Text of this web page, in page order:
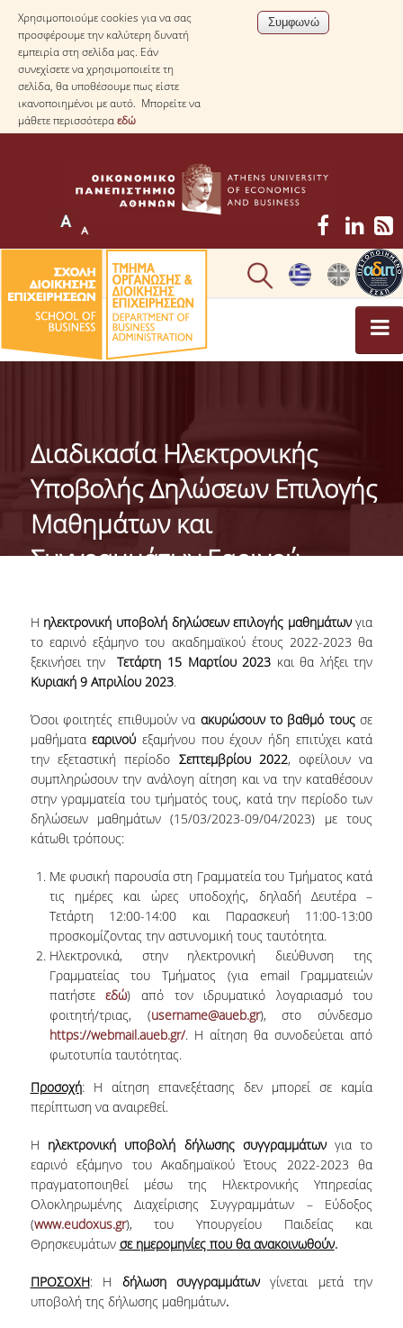
Χρησιμοποιούμε cookies για να σας
προσφέρουμε την καλύτερη δυνατή
εμπειρία στη σελίδα μας. Εάν
συνεχίσετε να χρησιμοποιείτε τη
σελίδα, θα υποθέσουμε πως είστε
ικανοποιημένοι με αυτό. Μπορείτε να
μάθετε περισσότεραεδώ
ΤΟ ΤΜΗΜΑ
ΧΑΙΡΕΤΙΣΜΟΣ ΠΡΟΕΔΡΟΥ
ΔΙΟΙΚΗΣΗ ΤΟΥ ΤΜΗΜΑΤΟΣ
ΓΙΑ ΜΑΘΗΤΕΣ ΛΥΚΕΙΟΥ
ΕΠΑΓΓΕΛΜΑΤΙΚΕΣ ΠΡΟΟΠΤΙΚΕΣ
ΑΝΘΡΩΠΙΝΟ ΔΥΝΑΜΙΚΟ
ΕΝΤΕΤΑΛΜΕΝΟΙ ΔΙΔΑΣΚΟΝΤΕΣ ΑΚΑΔ.ΕΤΟΥΣ
2025-26
ΜΕΛΗ Ε.ΔΙ.Π
ΜΕΛΗ Ε.Τ.Ε.Π.
ΔΙΟΙΚΗΤΙΚΟ ΠΡΟΣΩΠΙΚΟ
ΜΗΤΡΩΑ
ΩΡΕΣ ΓΡΑΦΕΙΟΥ ΑΚΑΔΗΜΑΪΚΟΥ
ΠΡΟΣΩΠΙΚΟΥ
ΠΡΟΠΤΥΧΙΑΚΕΣ ΣΠΟΥΔΕΣ
ΟΔΗΓΟΣ ΣΠΟΥΔΩΝ
ΜΑΘΗΜΑΤΑ ΠΡΟΓΡΑΜΜΑΤΟΣ ΣΠΟΥΔΩΝ
ΚΑΤΕΥΘΥΝΣΕΙΣ
ΠΡΟΓΡΑΜΜΑ ERASMUS+
OUTGOING STUDENTS
Διαδικασία Ηλεκτρονικής
Υποβολής Δηλώσεων Επιλογής
Μαθημάτων και
Συγγραμμάτων Εαρινού
2022-2023
Η ηλεκτρονική υποβολή δηλώσεων επιλογής μαθημάτωνγια
το εαρινό εξάμηνο του ακαδημαϊκού έτους 2022-2023 θα
ξεκινήσει τηνΤετάρτη 15 Μαρτίου 2023 και θα λήξει την
Κυριακή 9 Απριλίου 2023.
Όσοι φοιτητές επιθυμούν να ακυρώσουν το βαθμό τουςσε
μαθήματαεαρινού εξαμήνου που έχουν ήδη επιτύχει κατά
την εξεταστική περίοδο Σεπτεμβρίου 2022, οφείλουν να
συμπληρώσουν την ανάλογη αίτηση και να την καταθέσουν
στην γραμματεία του τμήματός τους, κατά την περίοδο των
δηλώσεων μαθημάτων (15/03/2023-09/04/2023) με τους
κάτωθι τρόπους:
Με φυσική παρουσία στη Γραμματεία του Τμήματος κατά
τις ημέρες και ώρες υποδοχής, δηλαδή Δευτέρα –
Τετάρτη 12:00-14:00 και Παρασκευή 11:00-13:00
προσκομίζοντας την αστυνομική τους ταυτότητα.
Ηλεκτρονικά, στην ηλεκτρονική διεύθυνση της
Γραμματείας του Τμήματος (για email Γραμματειών
πατήστεεδώ) από τον ιδρυματικό λογαριασμό του
φοιτητή/τριας, (username@aueb.gr), στο σύνδεσμο
https://webmail.aueb.gr/. Η αίτηση θα συνοδεύεται από
φωτοτυπία ταυτότητας.
Προσοχή: Η αίτηση επανεξέτασης δεν μπορεί σε καμία
περίπτωση να αναιρεθεί.
Η ηλεκτρονική υποβολή δήλωσης συγγραμμάτωνγια το
εαρινό εξάμηνο του Ακαδημαϊκού Έτους 2022-2023 θα
πραγματοποιηθεί μέσω της Ηλεκτρονικής Υπηρεσίας
Ολοκληρωμένης Διαχείρισης Συγγραμμάτων – Εύδοξος
(www.eudoxus.gr), του Υπουργείου Παιδείας και
Θρησκευμάτων σε ημερομηνίες που θα ανακοινωθούν.
ΠΡΟΣΟΧΗ: Η δήλωση συγγραμμάτων γίνεται μετά την
υποβολή της δήλωσης μαθημάτων.